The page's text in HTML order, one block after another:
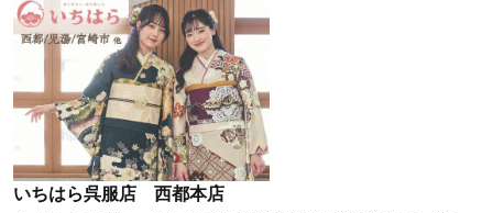
いちはら呉服店 西都本店